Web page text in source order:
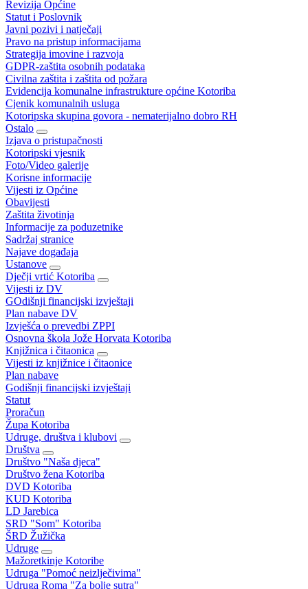
Revizija Općine
Statut i Poslovnik
Javni pozivi i natječaji
Pravo na pristup informacijama
Strategija imovine i razvoja
GDPR-zaštita osobnih podataka
Civilna zaštita i zaštita od požara
Evidencija komunalne infrastrukture općine Kotoriba
Cjenik komunalnih usluga
Kotoripska skupina govora - nematerijalno dobro RH
Ostalo
Izjava o pristupačnosti
Kotoripski vjesnik
Foto/Video galerije
Korisne informacije
Vijesti iz Općine
Obavijesti
Zaštita životinja
Informacije za poduzetnike
Sadržaj stranice
Najave događaja
Ustanove
Dječji vrtić Kotoriba
Vijesti iz DV
GOdišnji financijski izvještaji
Plan nabave DV
Izvješća o prevedbi ZPPI
Osnovna škola Jože Horvata Kotoriba
Knjižnica i čitaonica
Vijesti iz knjižnice i čitaonice
Plan nabave
Godišnji financijski izvještaji
Statut
Proračun
Župa Kotoriba
Udruge, društva i klubovi
Društva
Društvo "Naša djeca"
Društvo žena Kotoriba
DVD Kotoriba
KUD Kotoriba
LD Jarebica
SRD "Som" Kotoriba
ŠRD Žužička
Udruge
Mažoretkinje Kotoribe
Udruga "Pomoć neizlječivima"
Udruga Roma "Za bolje sutra"